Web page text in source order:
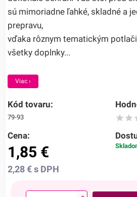
sú mimoriadne ľahké, skladné a
prepravu,
vďaka rôznym tematickým
všetky doplnky...
Viac ›
Kód tovaru:
79-93
Cena:
1,85 €
2,28€ s DPH